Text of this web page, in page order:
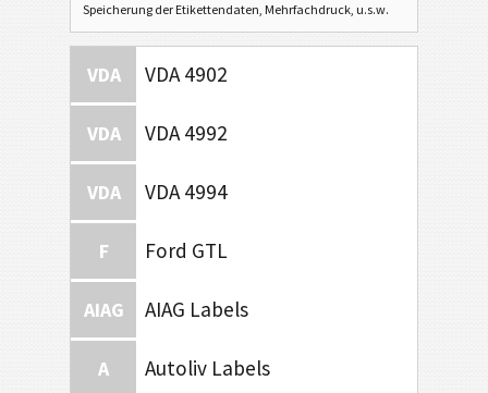
Speicherung der Etikettendaten, Mehrfachdruck, u.s.w.
VDA VDA 4902
VDA VDA 4992
VDA VDA 4994
F Ford GTL
AIAG AIAG Labels
A Autoliv Labels